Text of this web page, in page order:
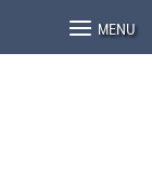
MENU